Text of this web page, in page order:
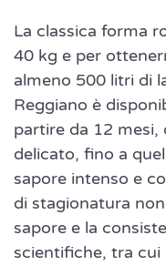
La classica forma
40 kg e per
almeno 500 litri di
Reggiano è
partire da 12 mesi,
delicato, fino a
sapore intenso e
di stagionatura
sapore e la
scientifiche, tra cui